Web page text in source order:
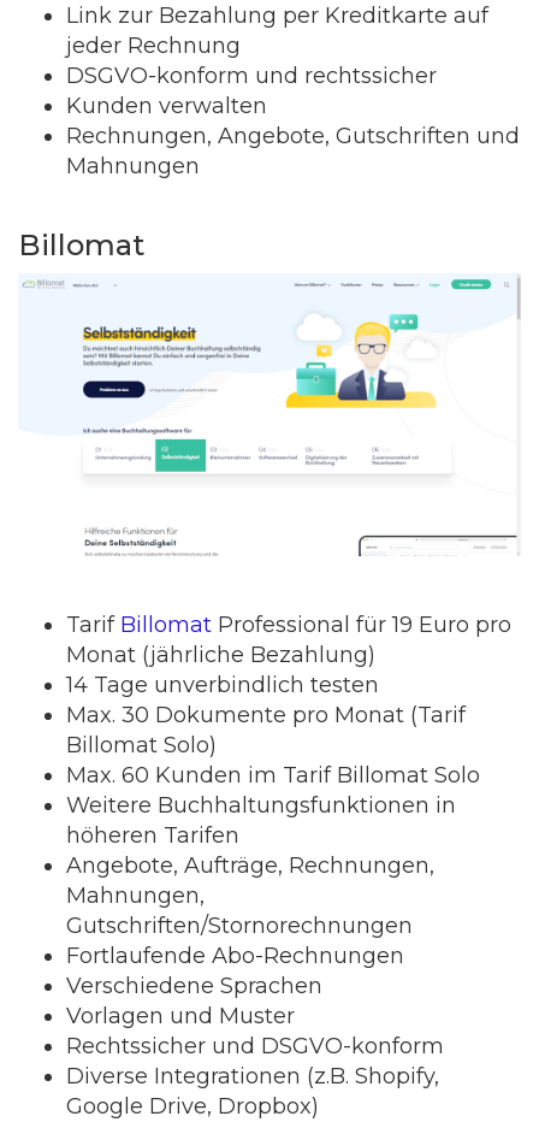
Link zur Bezahlung per Kreditkarte auf
jeder Rechnung
DSGVO-konform und rechtssicher
Kunden verwalten
Rechnungen, Angebote, Gutschriften und
Mahnungen
Billomat
Tarif Billomat Professional für 19 Euro pro
Monat (jährliche Bezahlung)
14 Tage unverbindlich testen
Max. 30 Dokumente pro Monat (Tarif
Billomat Solo)
Max. 60 Kunden im Tarif Billomat Solo
Weitere Buchhaltungsfunktionen in
höheren Tarifen
Angebote, Aufträge, Rechnungen,
Mahnungen,
Gutschriften/Stornorechnungen
Fortlaufende Abo-Rechnungen
Verschiedene Sprachen
Vorlagen und Muster
Rechtssicher und DSGVO-konform
Diverse Integrationen (z.B. Shopify,
Google Drive, Dropbox)